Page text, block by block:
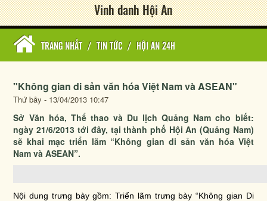
Vinh danh Hội An
TRANG NHẤT / TIN TỨC / HỘI AN 24H
"Không gian di sản văn hóa Việt Nam và ASEAN"
Thứ bảy - 13/04/2013 10:47
Sở Văn hóa, Thể thao và Du lịch Quảng Nam cho biết:
ngày 21/6/2013 tới đây, tại thành phố Hội An (Quảng Nam)
sẽ khai mạc triển lãm “Không gian di sản văn hóa Việt
Nam và ASEAN”.
Nội dung trưng bày gồm: Triển lãm trưng bày “Không gian Di